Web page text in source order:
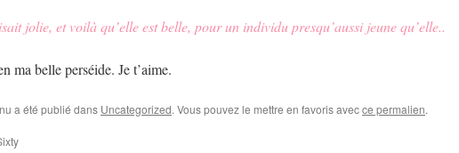
jolie, et voilà qu’elle est belle, pour un individu presqu’aussi jeune qu’elle..
ma belle perséide. Je t’aime.
a été publié dans Uncategorized. Vous pouvez le mettre en favoris avecce permalien.